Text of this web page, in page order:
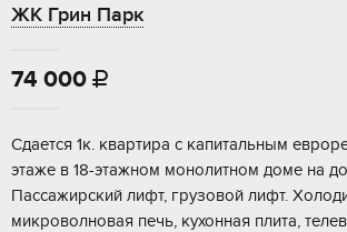
ЖК Грин Парк
74 000 
Сдается 1к. квартира с капитальным
этаже в 18-этажном монолитном доме на
Пассажирский лифт, грузовой лифт.
микроволновая печь, кухонная плита,